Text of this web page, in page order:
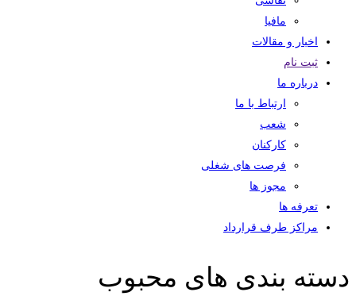
مافیا
اخبار و مقالات
ثبت نام
درباره ما
ارتباط با ما
شعب
کارکنان
فرصت های شغلی
مجوز ها
تعرفه ها
مراکز طرف قرارداد
دسته بندی های محبوب